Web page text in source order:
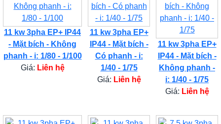
11 kw 3pha EP+ IP44
- Mặt bích - Không
phanh - i: 1/80 - 1/100
Giá: Liên hệ
11 kw 3pha EP+
IP44 - Mặt bích -
Có phanh - i:
1/40 - 1/75
Giá: Liên hệ
11 kw 3pha EP+
IP44 - Mặt bích -
Không phanh -
i: 1/40 - 1/75
Giá: Liên hệ